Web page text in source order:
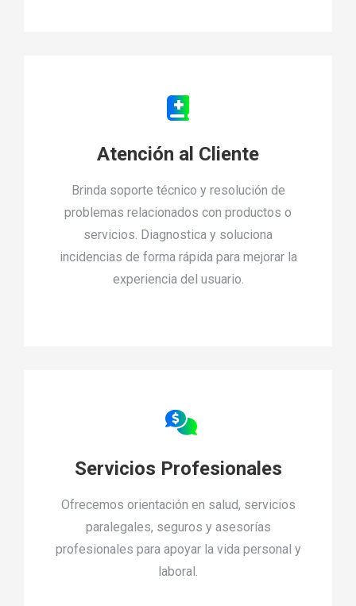
Atención al Cliente
Brinda soporte técnico y resolución de
problemas relacionados con productos o
servicios. Diagnostica y soluciona
incidencias de forma rápida para mejorar la
experiencia del usuario.
Servicios Profesionales
Ofrecemos orientación en salud, servicios
paralegales, seguros y asesorías
profesionales para apoyar la vida personal y
laboral.